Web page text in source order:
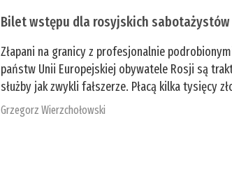
Bilet wstępu dla rosyjskich sabotażystów
Złapani na granicy z profesjonalnie
państw Unii Europejskiej obywatele Rosji są
służby jak zwykli fałszerze. Płacą kilka tysięcy
Grzegorz Wierzchołowski